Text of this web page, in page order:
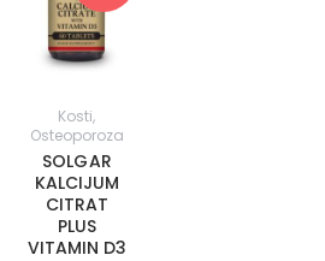
Kosti,
Osteoporoza
SOLGAR
KALCIJUM
CITRAT
PLUS
VITAMIN D3